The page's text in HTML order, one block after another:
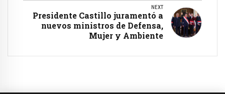
NEXT
Presidente Castillo juramentó a
nuevos ministros de Defensa,
Mujer y Ambiente